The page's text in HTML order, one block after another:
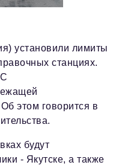
подписка
установили лимиты
станциях.
этом говорится в
будут
- Якутске, а также